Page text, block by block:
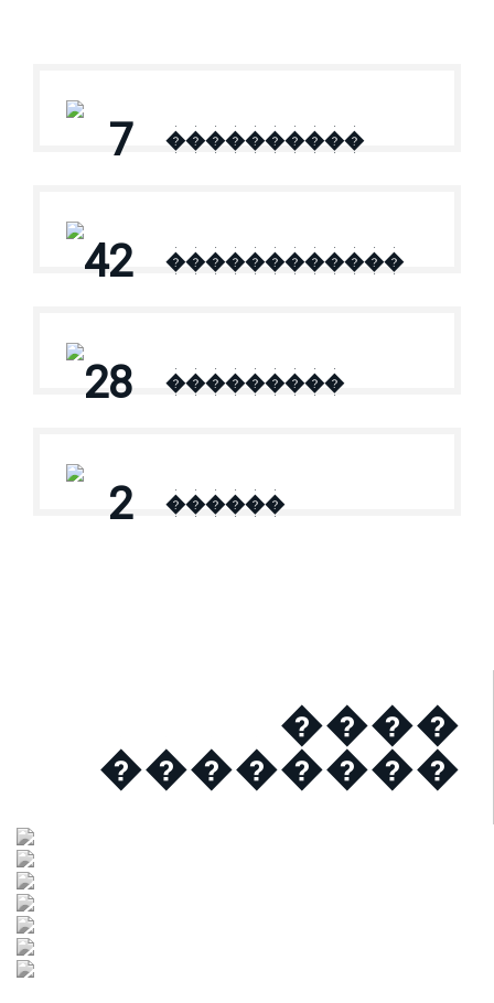
7 ����������
42 ������������
28 ���������
2 ������
����
��������